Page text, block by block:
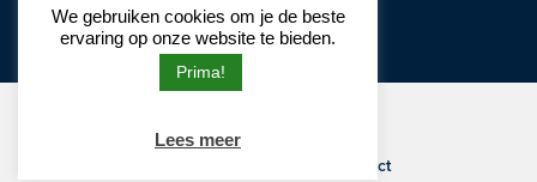
Website door
Contact
We gebruiken cookies om je de beste
ervaring op onze website te bieden.
Prima!
Lees meer